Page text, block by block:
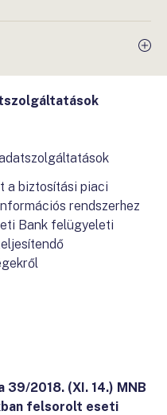
a biztosítási piaci
rendszerhez
Bank felügyeleti
2018. (XI. 14.) MNB
felsorolt eseti